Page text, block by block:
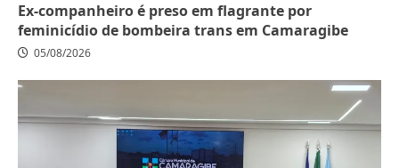
Ex-companheiro é preso em flagrante por
feminicídio de bombeira trans em Camaragibe
05/08/2026